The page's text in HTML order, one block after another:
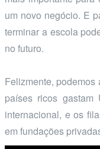
um novo negócio. E
terminar a escola
no futuro.
Felizmente,
países ricos
internacional, e os
em fundações